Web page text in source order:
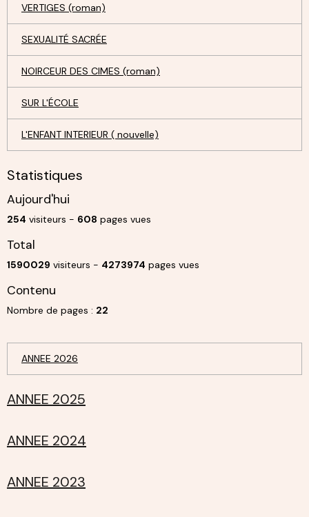
VERTIGES (roman)
SEXUALITÉ SACRÉE
NOIRCEUR DES CIMES (roman)
SUR L'ÉCOLE
L'ENFANT INTERIEUR ( nouvelle)
Statistiques
Aujourd'hui
254 visiteurs - 608 pages vues
Total
1590029 visiteurs - 4273974 pages vues
Contenu
Nombre de pages : 22
ANNEE 2026
ANNEE 2025
ANNEE 2024
ANNEE 2023